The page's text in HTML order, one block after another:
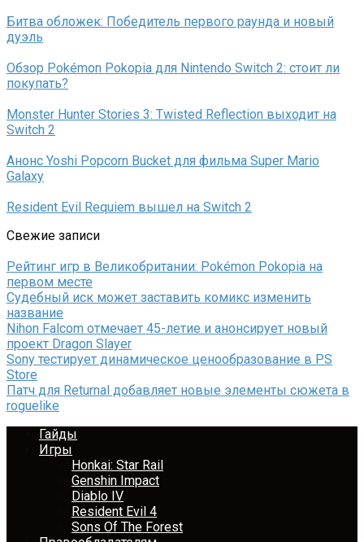
Битва обложек: Победитель первого раунда и новый
дуэль
Обзор Pokémon Pokopia для Nintendo Switch 2: стоит ли
покупать?
Monster Hunter Stories 3: Twisted Reflection выходит на
Switch 2
Анонс Yoshi Popcorn Bucket для фильма Super Mario
Galaxy
Resident Evil Requiem вышел на Switch 2
Свежие записи
Рейтинг игр в Великобритании: Pokémon Pokopia на
первом месте
Судебный иск может заставить комикс изменить
название
Nihon Falcom отмечает 45-летие и анонсирует новый
проект Dragon Slayer
Sony тестирует динамическое ценообразование в PS
Store
Патч для Returnal добавляет новые элементы сюжета в
roguelike
Гайды
Игры
Honkai: Star Rail
Genshin Impact
Diablo IV
Resident Evil 4
Sons Of The Forest